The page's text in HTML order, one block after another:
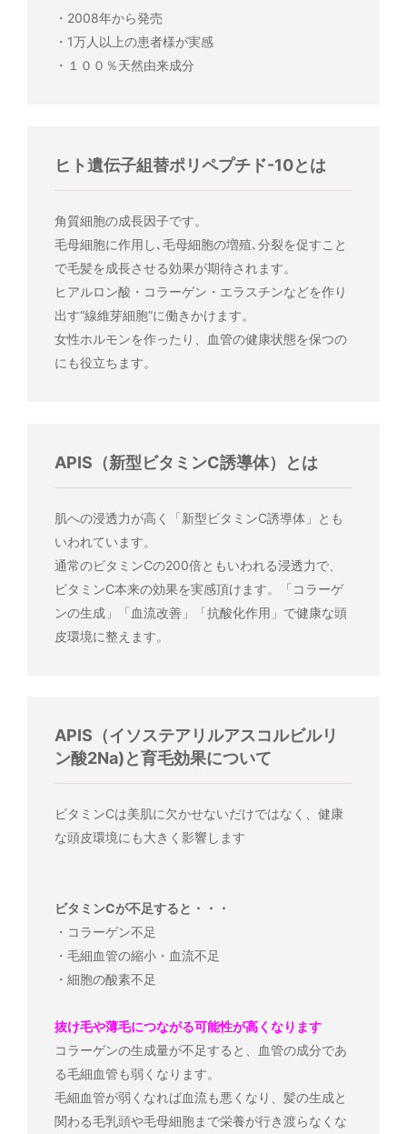
・2008年から発売
・1万人以上の患者様が実感
・１００％天然由来成分
ヒト遺伝子組替ポリペプチド-10とは
角質細胞の成長因子です。
毛母細胞に作用し､毛母細胞の増殖､分裂を促すこと
で毛髪を成長させる効果が期待されます。
ヒアルロン酸・コラーゲン・エラスチンなどを作り
出す“線維芽細胞”に働きかけます。
女性ホルモンを作ったり、血管の健康状態を保つの
にも役立ちます。
APIS（新型ビタミンC誘導体）とは
肌への浸透力が高く「新型ビタミンC誘導体」とも
いわれています。
通常のビタミンCの200倍ともいわれる浸透力で、
ビタミンC本来の効果を実感頂けます。「コラーゲ
ンの生成」「血流改善」「抗酸化作用」で健康な頭
皮環境に整えます。
APIS（イソステアリルアスコルビルリ
ン酸2Na)と育毛効果について
ビタミンCは美肌に欠かせないだけではなく、健康
な頭皮環境にも大きく影響します
ビタミンCが不足すると・・・
・コラーゲン不足
・毛細血管の縮小・血流不足
・細胞の酸素不足
抜け毛や薄毛につながる可能性が高くなります
コラーゲンの生成量が不足すると、血管の成分であ
る毛細血管も弱くなります。
毛細血管が弱くなれば血流も悪くなり、髪の生成と
関わる毛乳頭や毛母細胞まで栄養が行き渡らなくな